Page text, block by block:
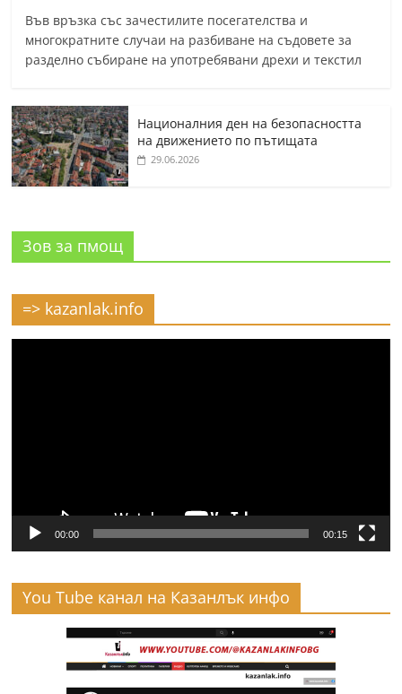
Във връзка със зачестилите посегателства и
многократните случаи на разбиване на съдовете за
разделно събиране на употребявани дрехи и текстил
Националния ден на безопасността
на движението по пътищата
29.06.2026
Зов за пмощ
=> kazanlak.info
00:00 00:15
You Tube канал на Казанлък инфо